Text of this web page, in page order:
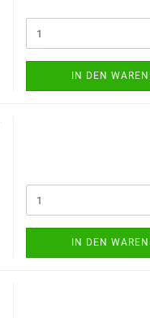
IN DEN
IN DEN